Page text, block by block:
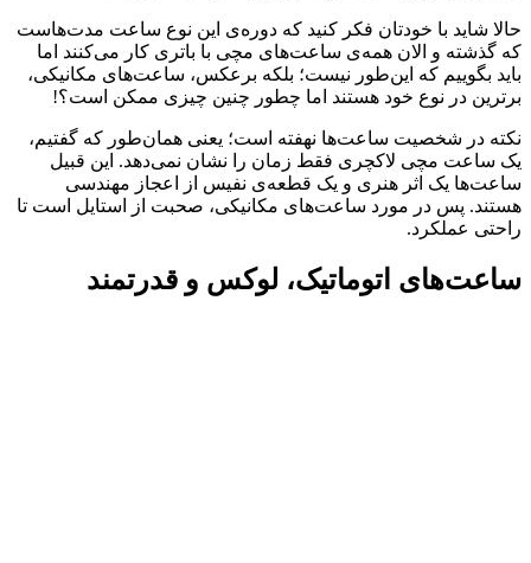
حالا شاید با خودتان فکر کنید که دوره‌ی این نوع ساعت مدت‌هاست
که گذشته و الان همه‌ی ساعت‌های مچی با باتری کار می‌کنند اما
باید بگوییم که این‌طور نیست؛ بلکه برعکس، ساعت‌‌های مکانیکی،
برترین در نوع خود هستند اما چطور چنین چیزی ممکن است؟!
نکته در شخصیت ساعت‌ها نهفته است؛ یعنی همان‌طور که گفتیم،
یک ساعت‌‌ مچی لاکچری فقط زمان را نشان نمی‌دهد. این قبیل
ساعت‌ها یک اثر هنری و یک قطعه‌ی نفیس از اعجاز مهندسی
هستند. پس در مورد ساعت‌های مکانیکی، صحبت از استایل است تا
راحتی عملکرد.
ساعت‌های اتوماتیک، لوکس و قدرتمند